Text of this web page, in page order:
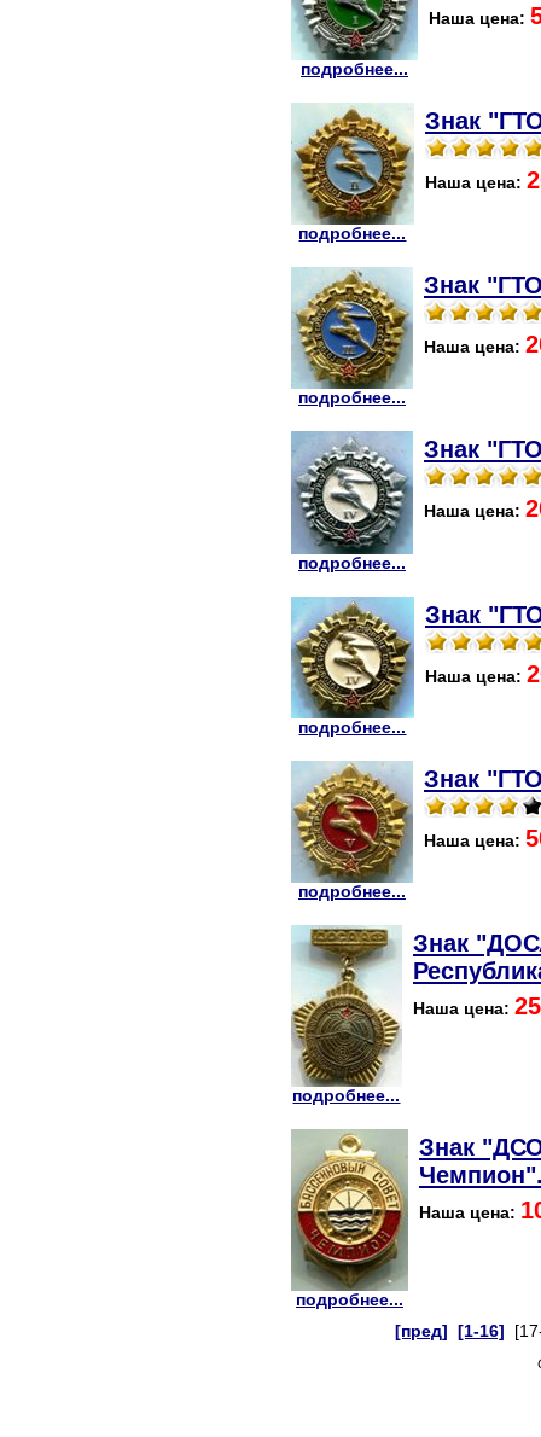
подробнее...
Наша цена:
подробнее...
Знак
Наша цена:
подробнее...
Знак
Наша цена:
подробнее...
Знак
Наша цена:
подробнее...
Знак
Наша цена:
подробнее...
Знак
Наша цена:
подробнее...
Знак
Наша цена:
подробнее...
Знак
Наша цена:
[пред] [1-16]